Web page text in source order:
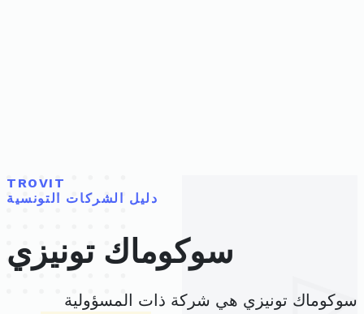
TROVIT
دليل الشركات التونسية
سوكوماك تونيزي
سوكوماك تونيزي هي شركة ذات المسؤولية